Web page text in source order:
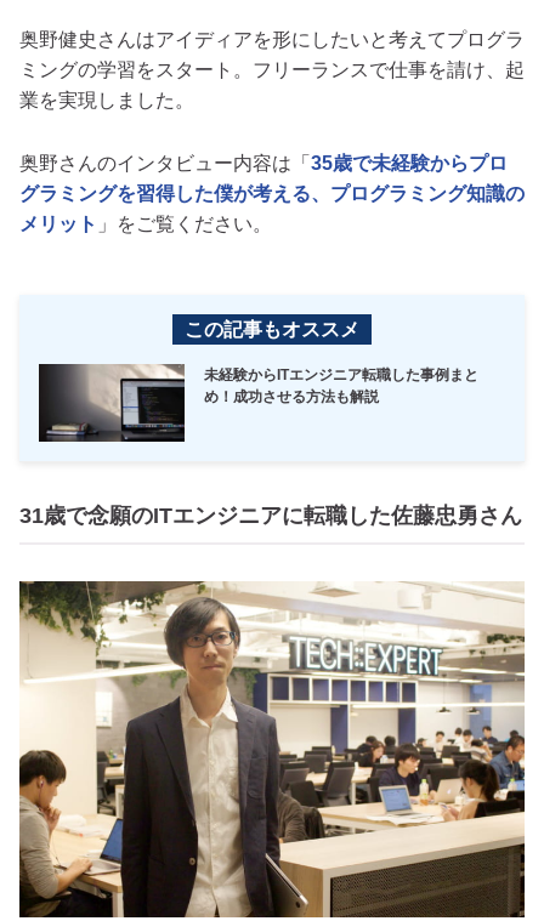
奥野健史さんはアイディアを形にしたいと考えてプログラ
ミングの学習をスタート。フリーランスで仕事を請け、起
業を実現しました。
奥野さんのインタビュー内容は「 35歳で未経験からプロ
グラミングを習得した僕が考える、プログラミング知識の
メリット 」をご覧ください。
この記事もオススメ
未経験からITエンジニア転職した事例まと
め！成功させる方法も解説
31歳で念願のITエンジニアに転職した佐藤忠勇さん